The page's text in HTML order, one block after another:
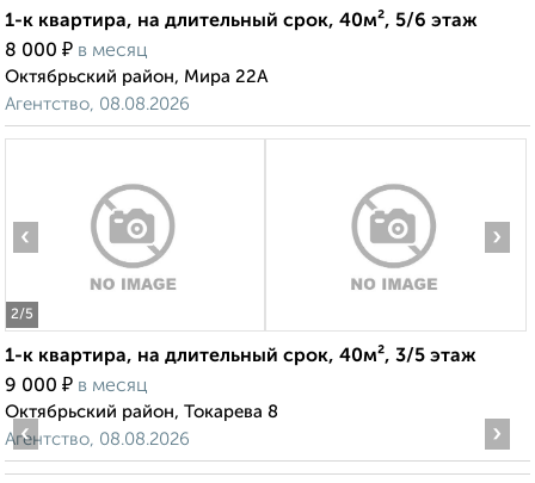
1-к квартира, на длительный срок, 40м², 5/6 этаж
8 000 ₽ в месяц
Октябрьский район, Мира 22А
Агентство, 08.08.2026
2/5
‹ ›
1-к квартира, на длительный срок, 40м², 3/5 этаж
9 000 ₽ в месяц
Октябрьский район, Токарева 8
Агентство, 08.08.2026
‹ ›